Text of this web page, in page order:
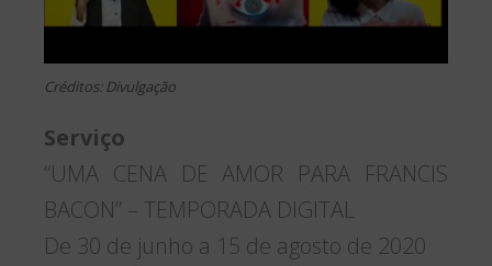
Créditos: Divulgação
Serviço
“UMA CENA DE AMOR PARA FRANCIS
BACON” – TEMPORADA DIGITAL
De 30 de junho a 15 de agosto de 2020